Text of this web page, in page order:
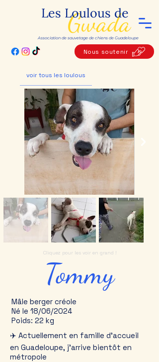
Gwada
Les Loulous de
Association de sauvetage de chiens de Guadeloupe
Nous soutenir
voir tous les loulous
Cliquez pour les voir en grand !
Tommy
Mâle berger créole
Né le 18/06/2024
Poids: 22 kg
✈️ Actuellement en famille d'accueil
en Guadeloupe, j'arrive bientôt en
métropole